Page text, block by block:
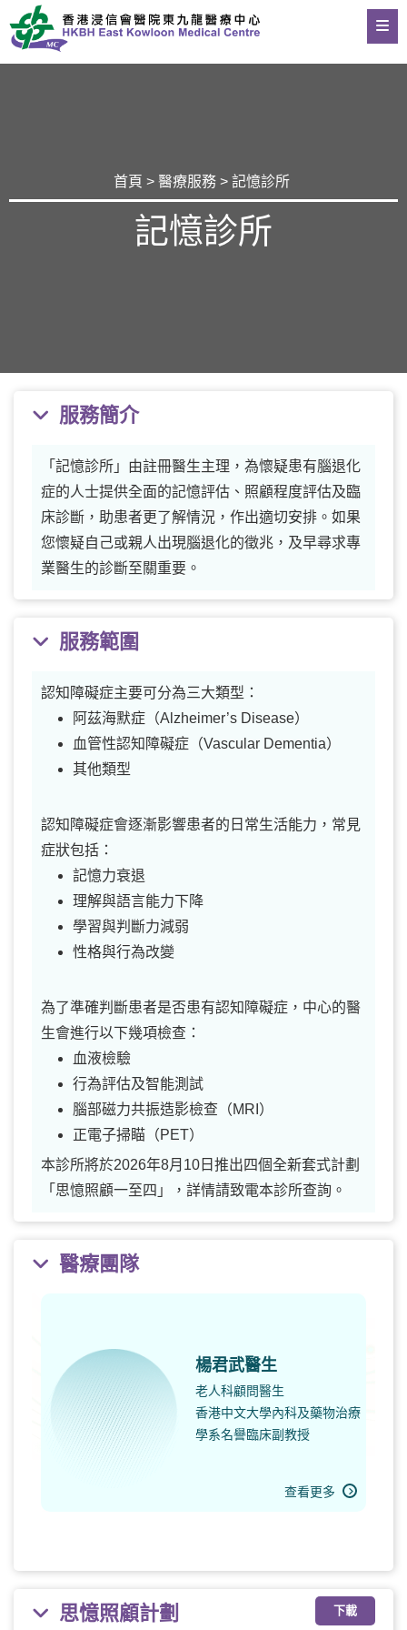
首頁 > 醫療服務> 記憶診所
記憶診所
服務簡介
「記憶診所」由註冊醫生主理，為懷疑患有腦退化
症的人士提供全面的記憶評估、照顧程度評估及臨
床診斷，助患者更了解情況，作出適切安排。如果
您懷疑自己或親人出現腦退化的徵兆，及早尋求專
業醫生的診斷至關重要。
服務範圍
認知障礙症主要可分為三大類型：
阿茲海默症（Alzheimer’s Disease）
血管性認知障礙症（Vascular Dementia）
其他類型
認知障礙症會逐漸影響患者的日常生活能力，常見
症狀包括：
記憶力衰退
理解與語言能力下降
學習與判斷力減弱
性格與行為改變
為了準確判斷患者是否患有認知障礙症，中心的醫
生會進行以下幾項檢查：
血液檢驗
行為評估及智能測試
腦部磁力共振造影檢查（MRI）
正電子掃瞄（PET）
本診所將於2026年8月10日推出四個全新套式計劃
「思憶照顧一至四」，詳情請致電本診所查詢。
醫療團隊
楊君武醫生
老人科顧問醫生
香港中文大學內科及藥物治療
學系名譽臨床副教授
查看更多
下載
思憶照顧計劃